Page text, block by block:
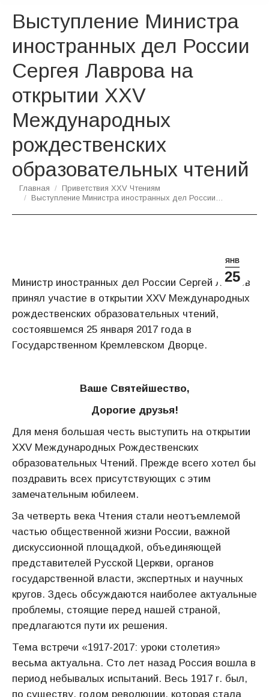
Выступление Министра
иностранных дел России
Сергея Лаврова на
открытии XXV
Международных
рождественских
образовательных чтений
Вы здесь:
Главная
Приветствия XXV Чтениям
Выступление Министра иностранных дел России…
ЯНВ
25
Министр иностранных дел России Сергей Лавров
принял участие в открытии XXV Международных
рождественских образовательных чтений,
состоявшемся 25 января 2017 года в
Государственном Кремлевском Дворце.
Ваше Святейшество,
Дорогие друзья!
Для меня большая честь выступить на открытии
XXV Международных Рождественских
образовательных Чтений. Прежде всего хотел бы
поздравить всех присутствующих с этим
замечательным юбилеем.
За четверть века Чтения стали неотъемлемой
частью общественной жизни России, важной
дискуссионной площадкой, объединяющей
представителей Русской Церкви, органов
государственной власти, экспертных и научных
кругов. Здесь обсуждаются наиболее актуальные
проблемы, стоящие перед нашей страной,
предлагаются пути их решения.
Тема встречи «1917-2017: уроки столетия»
весьма актуальна. Сто лет назад Россия вошла в
период небывалых испытаний. Весь 1917 г. был,
по существу, годом революции, которая стала